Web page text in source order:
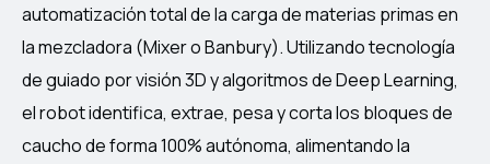
automatización total de la carga de materias primas en
la mezcladora (Mixer o Banbury). Utilizando tecnología
de guiado por visión 3D y algoritmos de Deep Learning,
el robot identifica, extrae, pesa y corta los bloques de
caucho de forma 100% autónoma, alimentando la